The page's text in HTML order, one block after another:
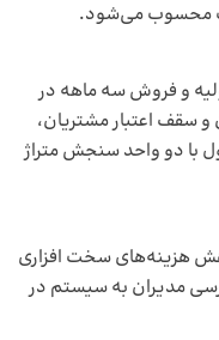
محسوب می‌شود.
و فروش سه ماهه در
اعتبار مشتریان،
با دو واحد سنجش متراژ
هزینه‌های سخت افزاری
مدیران به سیستم در